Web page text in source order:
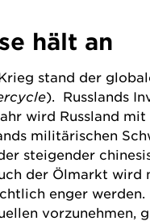
hält an
stand der
). Russlands
wird Russland
militärischen
steigender
der Ölmarkt wird
enger